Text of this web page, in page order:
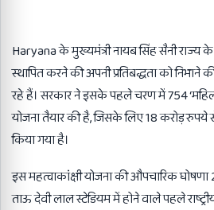
Haryana के मुख्यमंत्री नायब सिंह सैनी राज्य के
स्थापित करने की अपनी प्रतिबद्धता को निभाने
रहे हैं। सरकार ने इसके पहले चरण में 754
योजना तैयार की है, जिसके लिए 18 करोड़ रुपये
किया गया है।
इस महत्वाकांक्षी योजना की औपचारिक
ताऊ देवी लाल स्टेडियम में होने वाले पहले